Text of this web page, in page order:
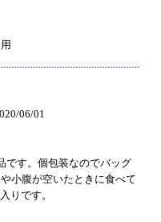
06/01
です。個包装なのでバッグ
小腹が空いたときに食べて
りです。